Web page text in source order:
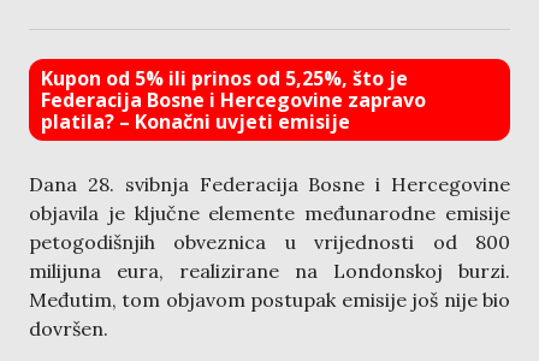
Kupon od 5% ili prinos od 5,25%, što je
Federacija Bosne i Hercegovine zapravo
platila? – Konačni uvjeti emisije
Dana 28. svibnja Federacija Bosne i Hercegovine
objavila je ključne elemente međunarodne emisije
petogodišnjih obveznica u vrijednosti od 800
milijuna eura, realizirane na Londonskoj burzi.
Međutim, tom objavom postupak emisije još nije bio
dovršen.